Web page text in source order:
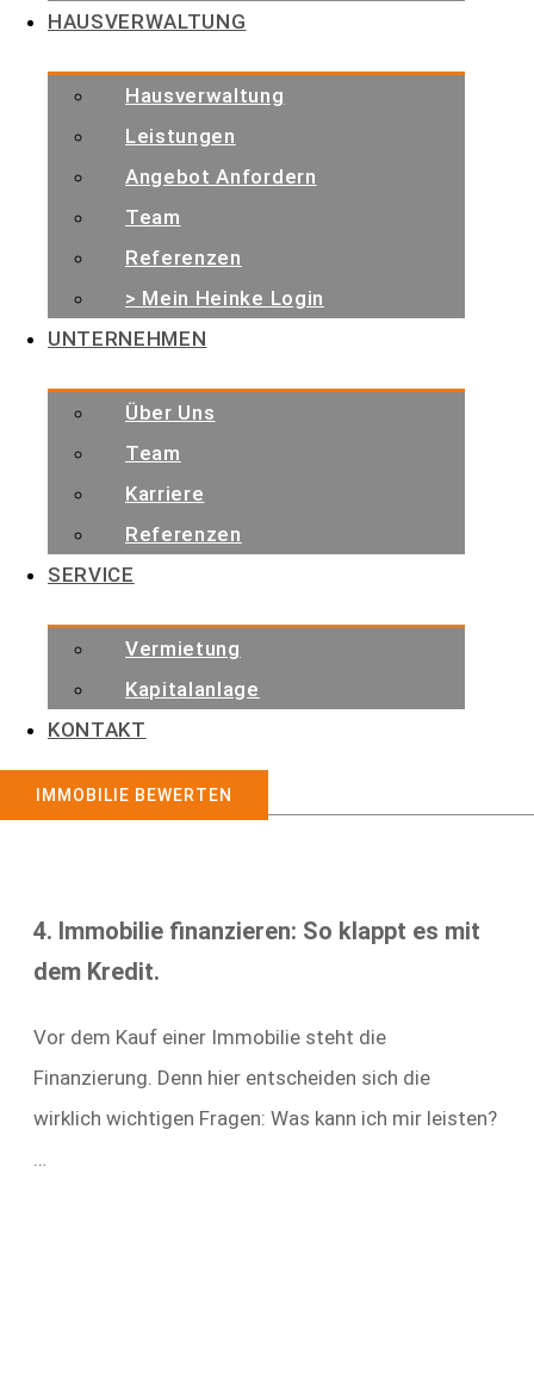
HAUSVERWALTUNG
Hausverwaltung
Leistungen
Angebot Anfordern
Team
Referenzen
> Mein Heinke Login
UNTERNEHMEN
Über Uns
Team
Karriere
Referenzen
SERVICE
Vermietung
Kapitalanlage
KONTAKT
IMMOBILIE BEWERTEN
Immobilienwissen kompakt
Unser Ratgeber erklärt in verständlicher Sprache
4. Immobilie finanzieren: So klappt es mit
dem Kredit.
Vor dem Kauf einer Immobilie steht die
Finanzierung. Denn hier entscheiden sich die
wirklich wichtigen Fragen: Was kann ich mir leisten?